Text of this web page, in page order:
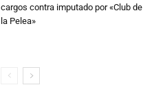
cargos contra imputado por «Club de
la Pelea»